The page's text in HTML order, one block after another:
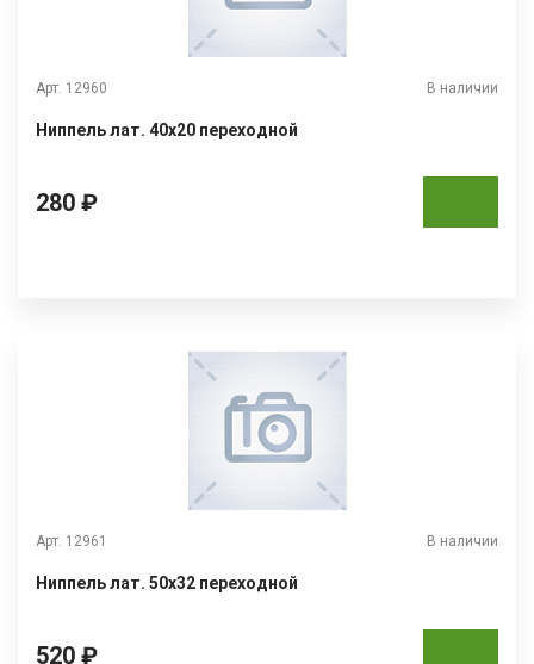
Арт. 12960 В наличии
Ниппель лат. 40х20 переходной
280 ₽
Арт. 12961 В наличии
Ниппель лат. 50х32 переходной
520 ₽